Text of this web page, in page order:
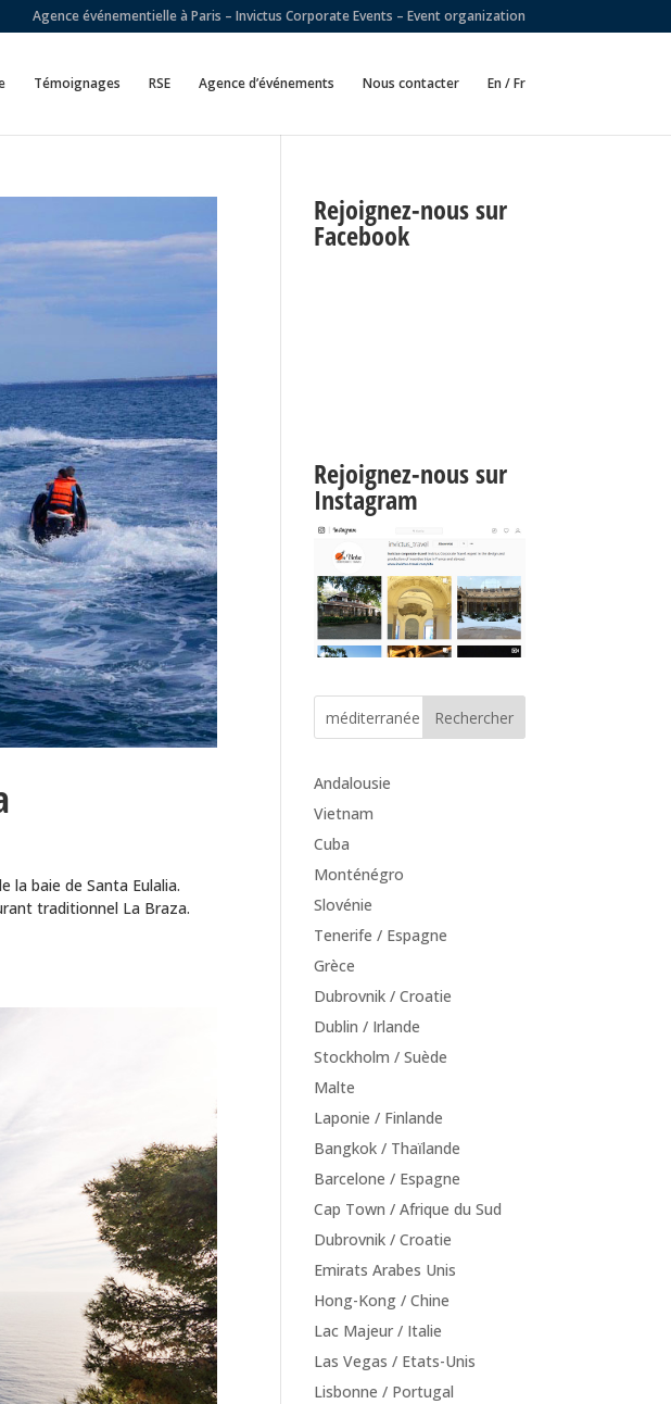
Agence événementielle à Paris – Invictus Corporate Events – Event organization
Témoignages RSE Agence d’événements Nous contacter En / Fr
la baie de Santa Eulalia.
traditionnel La Braza.
Rejoignez-nous sur
Facebook
Rejoignez-nous sur
Instagram
Andalousie
Vietnam
Cuba
Monténégro
Slovénie
Tenerife / Espagne
Grèce
Dubrovnik / Croatie
Dublin / Irlande
Stockholm / Suède
Malte
Laponie / Finlande
Bangkok / Thaïlande
Barcelone / Espagne
Cap Town / Afrique du Sud
Dubrovnik / Croatie
Emirats Arabes Unis
Hong-Kong / Chine
Lac Majeur / Italie
Las Vegas / Etats-Unis
Lisbonne / Portugal